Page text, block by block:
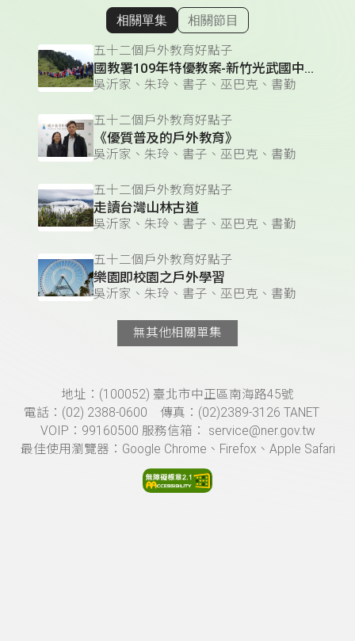
顯示相關單集
相關單集 相關節目
五十二個戶外教育好點子
國教署109年特優教案-新竹光武國中「空中的島嶼」
吳沂家、朱玲、書子、巫巴克、書勤
五十二個戶外教育好點子
《優質普及的戶外教育》
吳沂家、朱玲、書子、巫巴克、書勤
五十二個戶外教育好點子
走讀台灣山林古道
吳沂家、朱玲、書子、巫巴克、書勤
五十二個戶外教育好點子
樂園即校園之戶外學習
吳沂家、朱玲、書子、巫巴克、書勤
無其他相關單集
頁尾資訊地址：(100052) 臺北市中正區南海路45號
電話：(02) 2388-0600 傳真：(02)2389-3126 TANET
VOIP：99160500 服務信箱： service@ner.gov.tw
最佳使用瀏覽器：Google Chrome、Firefox、Apple Safari